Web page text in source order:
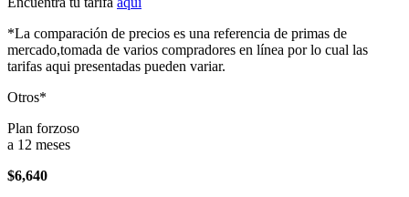
*La comparación de precios es una referencia de primas de
mercado,tomada de varios compradores en línea por lo cual las
tarifas aqui presentadas pueden variar.
Otros*
Plan forzoso
a 12 meses
$6,640